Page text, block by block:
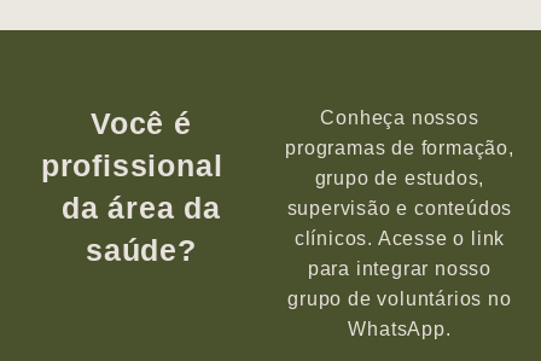
Você é
profissional
da área da
saúde?
Conheça nossos
programas de formação,
grupo de estudos,
supervisão e conteúdos
clínicos. Acesse o link
para integrar nosso
grupo de voluntários no
WhatsApp.